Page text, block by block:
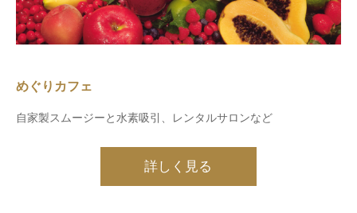
めぐりカフェ
自家製スムージーと水素吸引、レンタルサロンなど
詳しく見る